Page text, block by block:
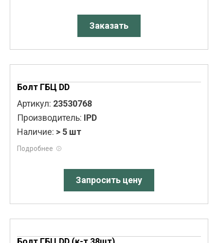
Заказать
Болт ГБЦ DD
Артикул: 23530768
Производитель: IPD
Наличие: > 5 шт
Подробнее
Запросить цену